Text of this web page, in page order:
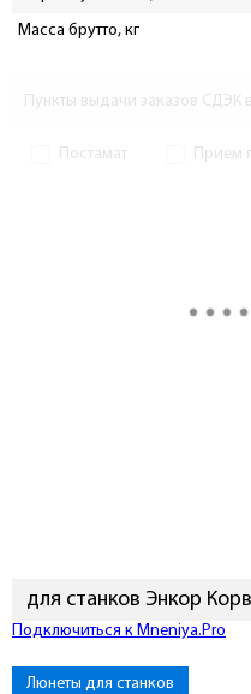
Масса брутто, кг
Пункты выдачи заказов СДЭК
Постамат Прием
для станков Энкор
Подключиться к Mneniya.Pro
Люнеты для станков